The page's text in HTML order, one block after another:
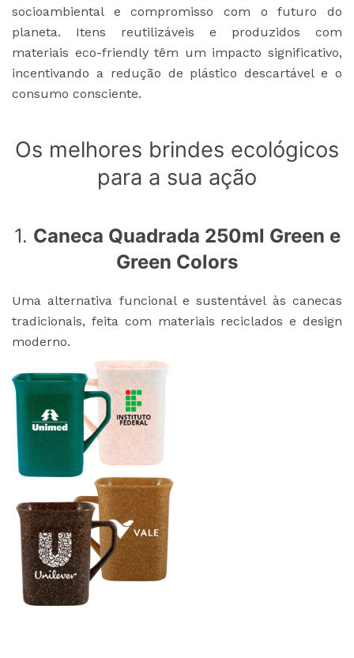
socioambiental e compromisso com o futuro do
planeta. Itens reutilizáveis e produzidos com
materiais eco-friendly têm um impacto significativo,
incentivando a redução de plástico descartável e o
consumo consciente.
Os melhores brindes ecológicos
para a sua ação
1. Caneca Quadrada 250ml Green e
Green Colors
Uma alternativa funcional e sustentável às canecas
tradicionais, feita com materiais reciclados e design
moderno.